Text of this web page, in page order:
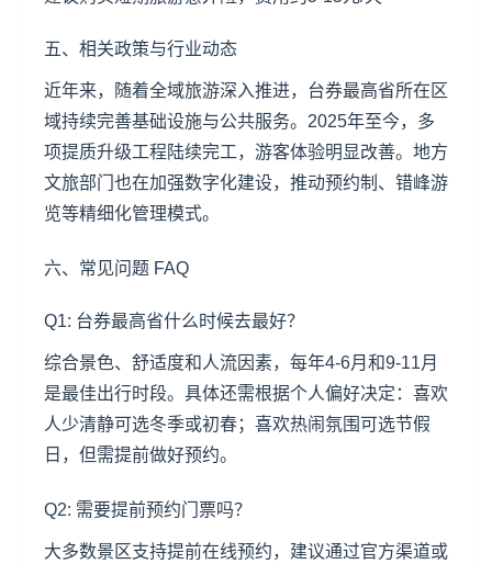
五、相关政策与行业动态
近年来，随着全域旅游深入推进，台券最高省所在区
域持续完善基础设施与公共服务。2025年至今，多
项提质升级工程陆续完工，游客体验明显改善。地方
文旅部门也在加强数字化建设，推动预约制、错峰游
览等精细化管理模式。
六、常见问题 FAQ
Q1: 台券最高省什么时候去最好？
综合景色、舒适度和人流因素，每年4-6月和9-11月
是最佳出行时段。具体还需根据个人偏好决定：喜欢
人少清静可选冬季或初春；喜欢热闹氛围可选节假
日，但需提前做好预约。
Q2: 需要提前预约门票吗？
大多数景区支持提前在线预约，建议通过官方渠道或